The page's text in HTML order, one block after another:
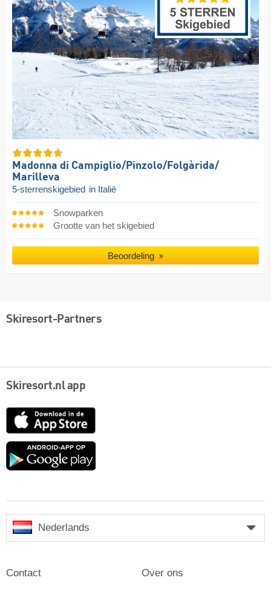
Madonna di Campiglio/​Pinzolo/​Folgàrida/​
Marilleva
5-sterrenskigebied in Italië
Snowparken
Grootte van het skigebied
Beoordeling
Skiresort-Partners
Skiresort.nl app
App
Google
Nederlands
Contact Over ons